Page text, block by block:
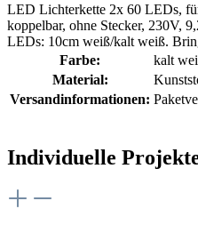
LED Lichterkette 2x 60 LEDs,
koppelbar, ohne Stecker, 230V,
LEDs: 10cm weiß/kalt weiß.
Farbe:
kalt
Material:
Versandinformationen:
Individuelle